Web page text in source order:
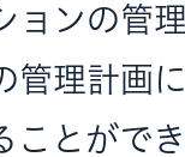
ョンの管
管理計画
ことがで